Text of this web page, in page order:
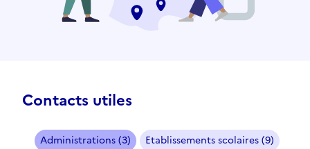
Contacts utiles
Administrations (3)
Etablissements scolaires (9)